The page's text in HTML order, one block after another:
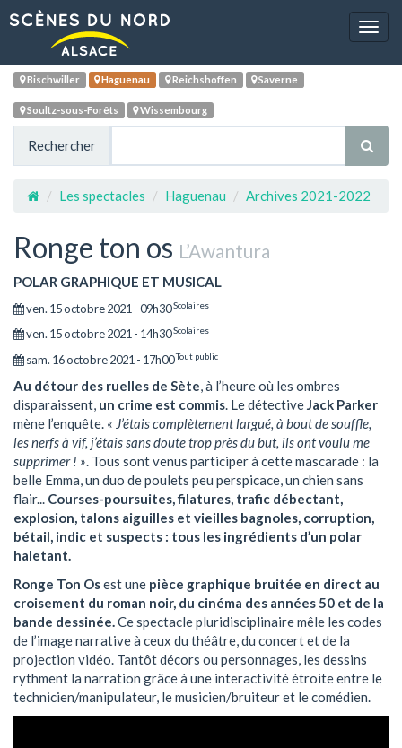
Bischwiller Haguenau Reichshoffen Saverne
Soultz-sous-Forêts Wissembourg
Rechercher
Les spectacles Haguenau Archives 2021-2022
Ronge ton os L’Awantura
POLAR GRAPHIQUE ET MUSICAL
ven. 15 octobre 2021 - 09h30Scolaires
ven. 15 octobre 2021 - 14h30Scolaires
sam. 16 octobre 2021 - 17h00Tout public
Au détour des ruelles de Sète, à l’heure où les ombres
disparaissent, un crime est commis. Le détectiveJack Parker
mène l’enquête. « J’étais complètement largué, à bout de souffle,
les nerfs à vif, j’étais sans doute trop près du but, ils ont voulu me
supprimer ! ». Tous sont venus participer à cette mascarade : la
belle Emma, un duo de poulets peu perspicace, un chien sans
flair... Courses-poursuites, filatures, trafic débectant,
explosion, talons aiguilles et vieilles bagnoles, corruption,
bétail, indic et suspects : tous les ingrédients d’un polar
haletant.
Ronge Ton Osest une pièce graphique bruitée en direct au
croisement du roman noir, du cinéma des années 50 et de la
bande dessinée. Ce spectacle pluridisciplinaire mêle les codes
de l’image narrative à ceux du théâtre, du concert et de la
projection vidéo. Tantôt décors ou personnages, les dessins
rythment la narration grâce à une interactivité étroite entre le
technicien/manipulateur, le musicien/bruiteur et le comédien.